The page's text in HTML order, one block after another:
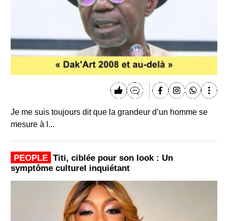
Je me suis toujours dit que la grandeur d’un homme se
mesure à l...
PEOPLE Titi, ciblée pour son look : Un
symptôme culturel inquiétant